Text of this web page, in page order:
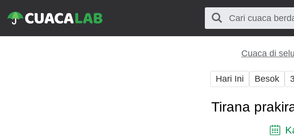
Cuaca di
Hari Ini Besok
Tirana